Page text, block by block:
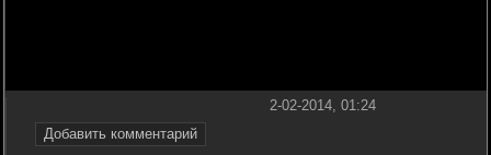
Добавить комментарий
2-02-2014, 01:24